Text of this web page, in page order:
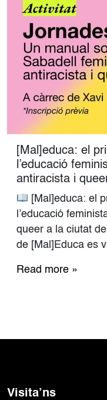
[Mal]educa: el
l’educació
antiracista i
[Mal]educa: el
l’educació
queer a la ciutat
de [Mal]Educa es
Read more »
Visita’ns